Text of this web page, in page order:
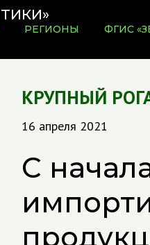
РЕГИОНЫ ФГИС
КРУПНЫЙ
16 апреля 2021
С